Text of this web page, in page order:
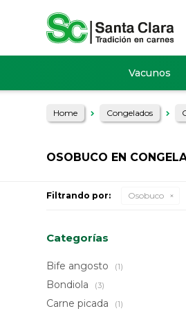
Vacunos
Home Congelados
OSOBUCO EN
Filtrando por: Osobuco
Categorías
Bife angosto (1)
Bondiola (3)
Carne picada (1)